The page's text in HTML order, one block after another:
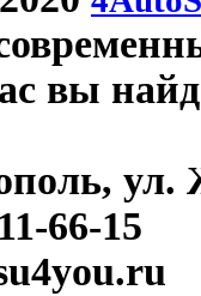
вы
ул.
66-15